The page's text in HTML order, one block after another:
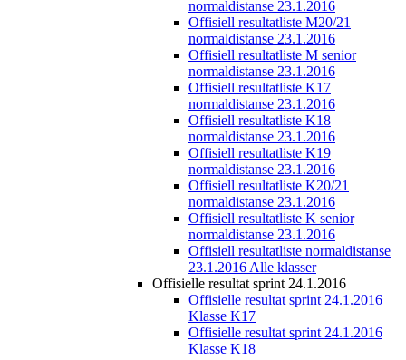
normaldistanse 23.1.2016
Offisiell resultatliste M20/21
normaldistanse 23.1.2016
Offisiell resultatliste M senior
normaldistanse 23.1.2016
Offisiell resultatliste K17
normaldistanse 23.1.2016
Offisiell resultatliste K18
normaldistanse 23.1.2016
Offisiell resultatliste K19
normaldistanse 23.1.2016
Offisiell resultatliste K20/21
normaldistanse 23.1.2016
Offisiell resultatliste K senior
normaldistanse 23.1.2016
Offisiell resultatliste normaldistanse
23.1.2016 Alle klasser
Offisielle resultat sprint 24.1.2016
Offisielle resultat sprint 24.1.2016
Klasse K17
Offisielle resultat sprint 24.1.2016
Klasse K18